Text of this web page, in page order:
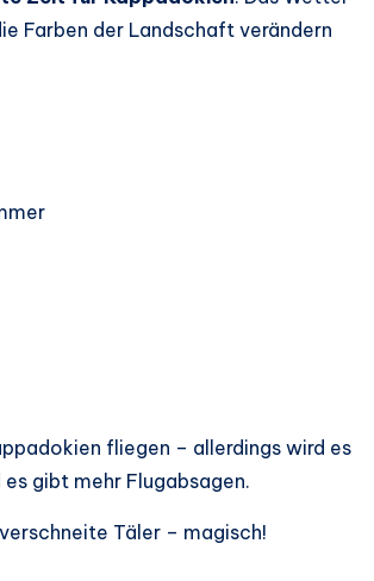
Farben der Landschaft verändern
fliegen – allerdings wird es
gibt mehr Flugabsagen.
Täler – magisch!